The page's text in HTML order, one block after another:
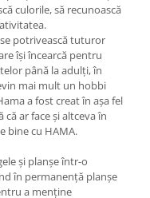
culorile, să recunoască
potrivească tuturor
își încearcă pentru
până la adulți, în
mai mult un hobbi
a fost creat în așa fel
că ar face și altceva în
bine cu HAMA.
și planșe într-o
în permanență planșe
a menține